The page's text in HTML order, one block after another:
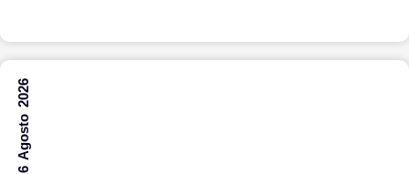
6 Agosto 2026